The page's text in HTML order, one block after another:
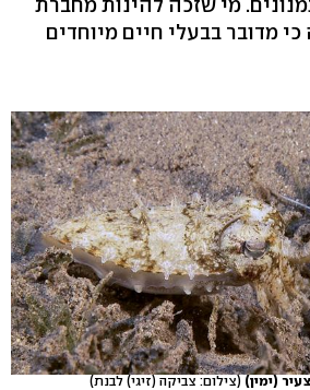
מדובר בבעלי חיים מיוחדים
(ימין)(צילום: צביקה (זיגי) לבנת)